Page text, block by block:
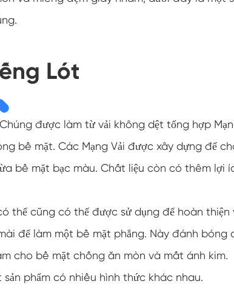
Lót
được làm từ vải không dệt tổng hợp
bề mặt. Các Mạng Vải được xây dựng để
bề mặt bạc màu. Chất liệu còn có thêm lợi
thể cũng có thể được sử dụng để hoàn thiện
để làm một bề mặt phẳng. Này đánh bóng
cho bề mặt chống ăn mòn và mất ánh kim.
phẩm có nhiều hình thức khác nhau.